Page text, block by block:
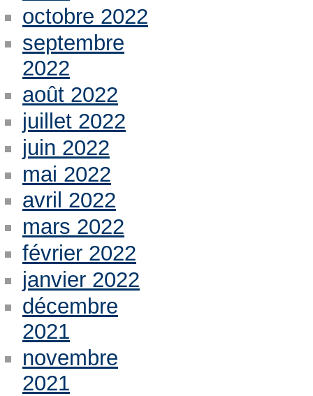
octobre 2022
septembre
2022
août 2022
juillet 2022
juin 2022
mai 2022
avril 2022
mars 2022
février 2022
janvier 2022
décembre
2021
novembre
2021